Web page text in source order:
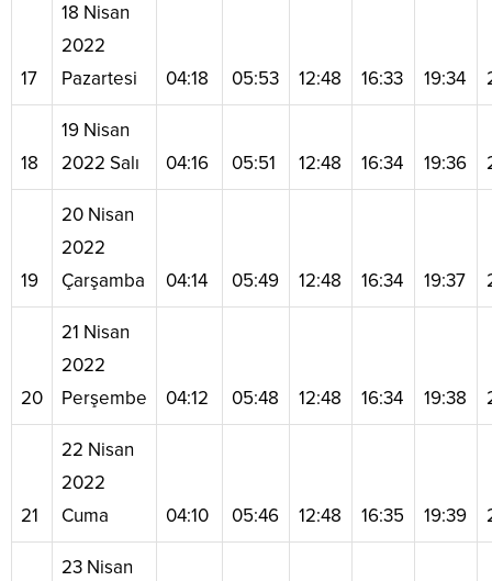
17
18 Nisan
2022
Pazartesi
04:18 05:53 12:48 16:33 19:34
18
19 Nisan
2022 Salı
04:16 05:51 12:48 16:34 19:36
19
20 Nisan
2022
Çarşamba
04:14 05:49 12:48 16:34 19:37
20
21 Nisan
2022
Perşembe
04:12 05:48 12:48 16:34 19:38
21
22 Nisan
2022
Cuma
04:10 05:46 12:48 16:35 19:39
23 Nisan